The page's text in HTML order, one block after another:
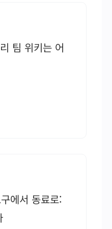
팀 위키는 어
에서 동료로: